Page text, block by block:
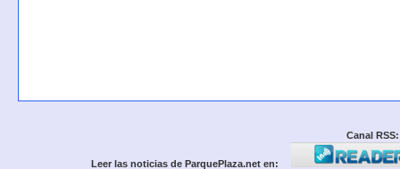
Canal RSS:
Leer las noticias de ParquePlaza.net en: